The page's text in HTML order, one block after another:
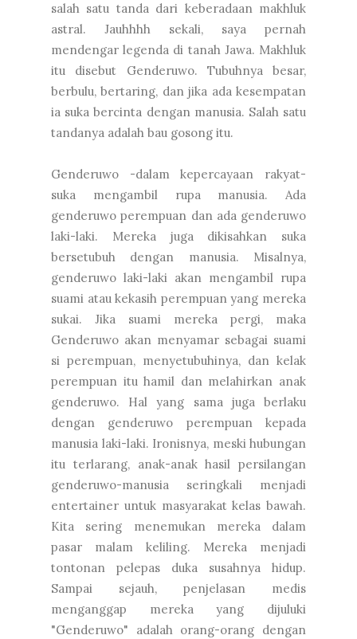
salah satu tanda dari keberadaan makhluk
astral. Jauhhhh sekali, saya pernah
mendengar legenda di tanah Jawa. Makhluk
itu disebut Genderuwo. Tubuhnya besar,
berbulu, bertaring, dan jika ada kesempatan
ia suka bercinta dengan manusia. Salah satu
tandanya adalah bau gosong itu.
Genderuwo -dalam kepercayaan rakyat-
suka mengambil rupa manusia. Ada
genderuwo perempuan dan ada genderuwo
laki-laki. Mereka juga dikisahkan suka
bersetubuh dengan manusia. Misalnya,
genderuwo laki-laki akan mengambil rupa
suami atau kekasih perempuan yang mereka
sukai. Jika suami mereka pergi, maka
Genderuwo akan menyamar sebagai suami
si perempuan, menyetubuhinya, dan kelak
perempuan itu hamil dan melahirkan anak
genderuwo. Hal yang sama juga berlaku
dengan genderuwo perempuan kepada
manusia laki-laki. Ironisnya, meski hubungan
itu terlarang, anak-anak hasil persilangan
genderuwo-manusia seringkali menjadi
entertainer untuk masyarakat kelas bawah.
Kita sering menemukan mereka dalam
pasar malam keliling. Mereka menjadi
tontonan pelepas duka susahnya hidup.
Sampai sejauh, penjelasan medis
menganggap mereka yang dijuluki
"Genderuwo" adalah orang-orang dengan